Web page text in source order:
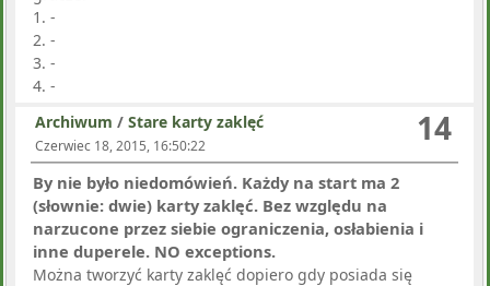
1. -
2. -
3. -
4. -
14
Archiwum / Stare karty zaklęć
Czerwiec 18, 2015, 16:50:22
By nie było niedomówień. Każdy na start ma 2
(słownie: dwie) karty zaklęć. Bez względu na
narzucone przez siebie ograniczenia, osłabienia i
inne duperele. NO exceptions.
Można tworzyć karty zaklęć dopiero gdy posiada się